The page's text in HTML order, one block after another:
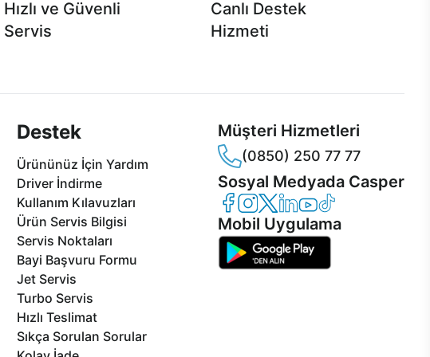
Hızlı ve Güvenli
Servis
Canlı Destek
Hizmeti
Destek
Ürününüz İçin Yardım
Driver İndirme
Kullanım Kılavuzları
Ürün Servis Bilgisi
Servis Noktaları
Bayi Başvuru Formu
Jet Servis
Turbo Servis
Hızlı Teslimat
Sıkça Sorulan Sorular
Müşteri Hizmetleri
(0850) 250 77 77
Sosyal Medyada Casper
Casper Facebook
Casper Instagram
Casper Twitter
Casper LinkedIn
Casper YouTube
Casper TikTok
Mobil Uygulama